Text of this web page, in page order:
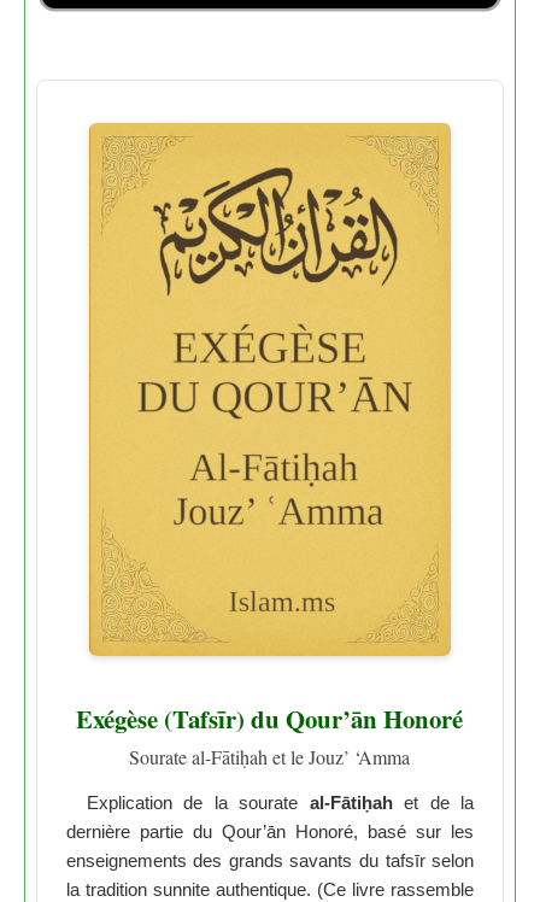
Exégèse (Tafsīr) du Qour’ān Honoré
Sourate al-Fātiḥah et le Jouz’ ‘Amma
Explication de la sourate al-Fātiḥahet de la
dernière partie du Qour’ān Honoré, basé sur les
enseignements des grands savants du tafsīr selon
la tradition sunnite authentique. (Ce livre rassemble